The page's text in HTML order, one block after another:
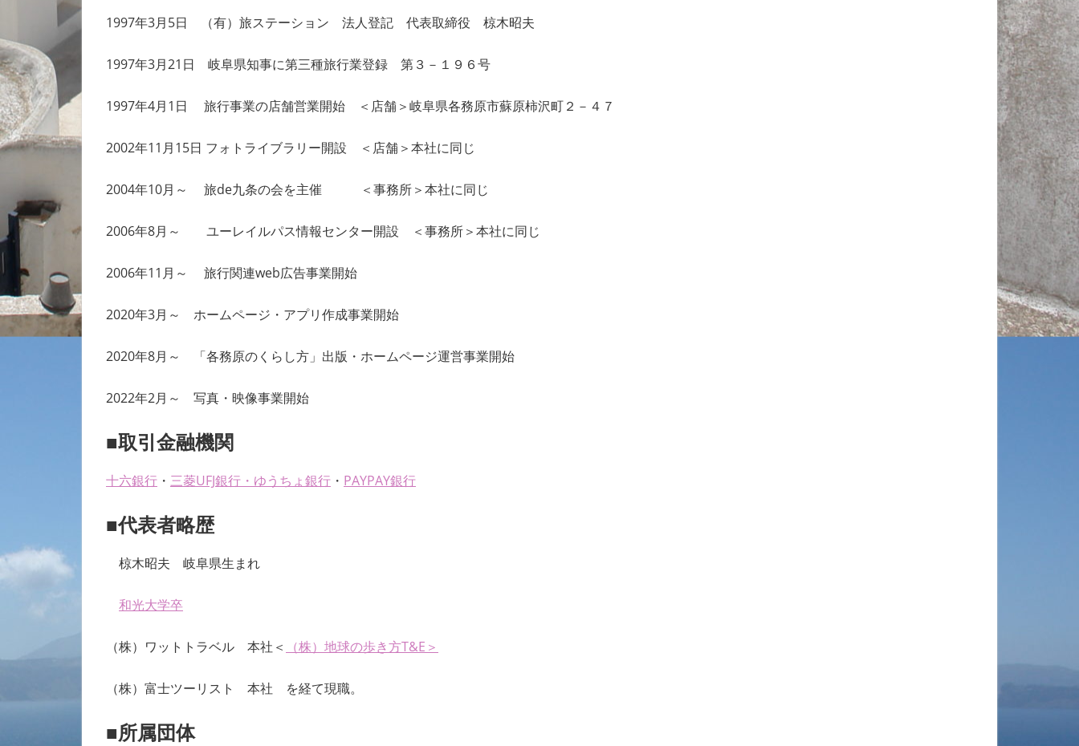
1997年3月5日 （有）旅ステーション 法人登記 代表取締役 椋木昭夫
1997年3月21日 岐阜県知事に第三種旅行業登録 第３－１９６号
1997年4月1日 旅行事業の店舗営業開始 ＜店舗＞岐阜県各務原市蘇原柿沢町２－４７
2002年11月15日 フォトライブラリー開設 ＜店舗＞本社に同じ
2004年10月～ 旅de九条の会を主催 ＜事務所＞本社に同じ
2006年8月～ ユーレイルパス情報センター開設 ＜事務所＞本社に同じ
2006年11月～ 旅行関連web広告事業開始
2020年3月～ ホームページ・アプリ作成事業開始
2020年8月～ 「各務原のくらし方」出版・ホームページ運営事業開始
2022年2月～ 写真・映像事業開始
■取引金融機関
十六銀行 ・ 三菱UFJ銀行 ・ ゆうちょ銀行 ・ PAYPAY銀行
■代表者略歴
椋木昭夫 岐阜県生まれ
和光大学卒
（株）ワットトラベル 本社＜ （株）地球の歩き方T&E＞
（株）富士ツーリスト 本社 を経て現職。
■所属団体